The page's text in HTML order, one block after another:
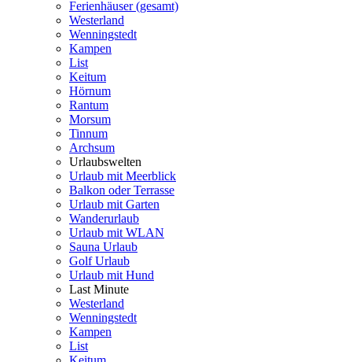
Ferienhäuser (gesamt)
Westerland
Wenningstedt
Kampen
List
Keitum
Hörnum
Rantum
Morsum
Tinnum
Archsum
Urlaubswelten
Urlaub mit Meerblick
Balkon oder Terrasse
Urlaub mit Garten
Wanderurlaub
Urlaub mit WLAN
Sauna Urlaub
Golf Urlaub
Urlaub mit Hund
Last Minute
Westerland
Wenningstedt
Kampen
List